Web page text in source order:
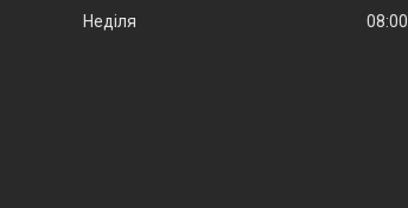
Неділя
08:00